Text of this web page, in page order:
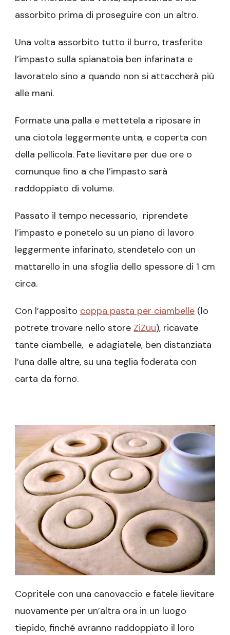
assorbito prima di proseguire con un altro.
Una volta assorbito tutto il burro, trasferite
l’impasto sulla spianatoia ben infarinata e
lavoratelo sino a quando non si attaccherà più
alle mani.
Formate una palla e mettetela a riposare in
una ciotola leggermente unta, e coperta con
della pellicola. Fate lievitare per due ore o
comunque fino a che l’impasto sarà
raddoppiato di volume.
Passato il tempo necessario, riprendete
l’impasto e ponetelo su un piano di lavoro
leggermente infarinato, stendetelo con un
mattarello in una sfoglia dello spessore di 1 cm
circa.
Con l’apposito coppa pasta per ciambelle (lo
potrete trovare nello store ZiZuu), ricavate
tante ciambelle, e adagiatele, ben distanziata
l’una dalle altre, su una teglia foderata con
carta da forno.
Copritele con una canovaccio e fatele lievitare
nuovamente per un’altra ora in un luogo
tiepido, finché avranno raddoppiato il loro